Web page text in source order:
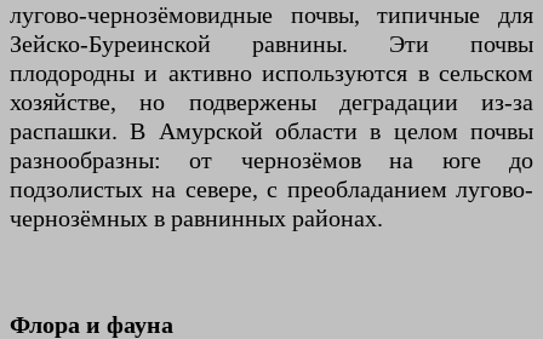
лугово-чернозёмовидные почвы, типичные для
Зейско-Буреинской равнины. Эти почвы
плодородны и активно используются в сельском
хозяйстве, но подвержены деградации из-за
распашки. В Амурской области в целом почвы
разнообразны: от чернозёмов на юге до
подзолистых на севере, с преобладанием лугово-
чернозёмных в равнинных районах.
Флора и фауна